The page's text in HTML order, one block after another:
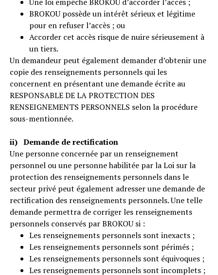
BROKOU possède un intérêt sérieux et légitime
pour en refuser l’accès ; ou
Accorder cet accès risque de nuire sérieusement à
un tiers.
Un demandeur peut également demander d’obtenir une
copie des renseignements personnels qui les
concernent en présentant une demande écrite au
RESPONSABLE DE LA PROTECTION DES
RENSEIGNEMENTS PERSONNELS selon la procédure
sous-mentionnée.
ii) Demande de rectification
Une personne concernée par un renseignement
personnel ou une personne habilitée par la Loi sur la
protection des renseignements personnels dans le
secteur privé peut également adresser une demande de
rectification des renseignements personnels. Une telle
demande permettra de corriger les renseignements
personnels conservés par BROKOU si :
Les renseignements personnels sont inexacts ;
Les renseignements personnels sont périmés ;
Les renseignements personnels sont équivoques ;
Les renseignements personnels sont incomplets ;